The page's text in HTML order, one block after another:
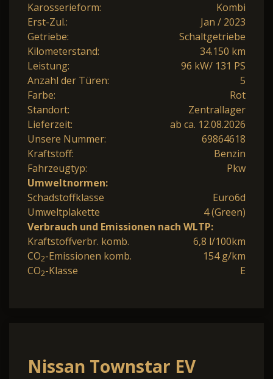
Karosserieform:
Kombi
Erst-Zul.:
Jan / 2023
Getriebe:
Schaltgetriebe
Kilometerstand:
34.150 km
Leistung:
96 kW/ 131 PS
Anzahl der Türen:
5
Farbe:
Rot
Standort:
Zentrallager
Lieferzeit:
ab ca. 12.08.2026
Unsere Nummer:
69864618
Kraftstoff:
Benzin
Fahrzeugtyp:
Pkw
Umweltnormen:
Schadstoffklasse
Euro6d
Umweltplakette
4 (Green)
Verbrauch und Emissionen nach WLTP:
Kraftstoffverbr. komb.
6,8 l/100km
CO2-Emissionen komb.
154 g/km
CO2-Klasse E
Nissan Townstar EV